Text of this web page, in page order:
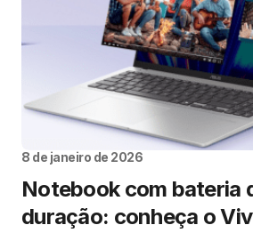
8 de janeiro de 2026
Notebook com bateria
duração: conheça o